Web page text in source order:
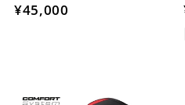
¥45,000